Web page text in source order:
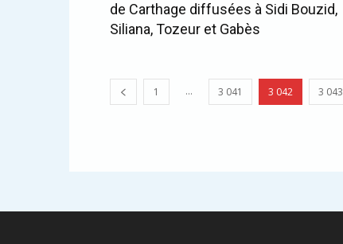
de Carthage diffusées à Sidi Bouzid,
Siliana, Tozeur et Gabès
1 ... 3 041 3 042 3 043